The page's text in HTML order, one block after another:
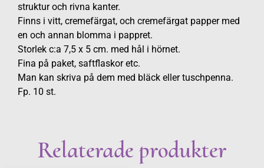
struktur och rivna kanter.
Finns i vitt, cremefärgat, och cremefärgat papper med
en och annan blomma i pappret.
Storlek c:a 7,5 x 5 cm. med hål i hörnet.
Fina på paket, saftflaskor etc.
Man kan skriva på dem med bläck eller tuschpenna.
Fp. 10 st.
Relaterade produkter